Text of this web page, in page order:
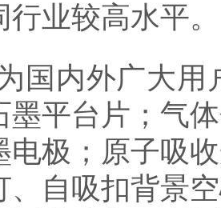
业较高水平。
国内外广大用
墨平台片；气
电极；原子吸
、自吸扣背景